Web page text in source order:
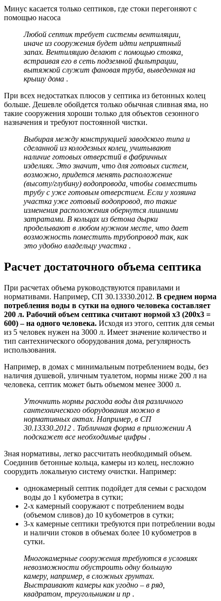
Минус касается только септиков, где стоки перегоняют с
помощью насоса
Любой септик требует системы вентиляции,
иначе из сооружения будет идти неприятный
запах. Вентиляцию делают с помощью стояка,
встраивая его в сеть подземной фильтрации,
вытяжкой служит фановая труба, выведенная на
крышу дома .
При всех недостатках плюсов у септика из бетонных колец
больше. Дешевле обойдется только обычная сливная яма, но
такие сооружения хороши только для объектов сезонного
назначения и требуют постоянной чистки.
Выбирая между конструкцией заводского типа и
сделанной из колодезных колец, учитывают
наличие готовых отверстий в фабричных
изделиях. Это значит, что для готовых систем,
возможно, придется менять расположение
(высоту/глубину) водопровода, чтобы совместить
трубу с уже готовым отверстием. Если у хозяина
участка уже готовый водопровод, то такие
изменения расположения обернутся лишними
затратами. В кольцах из бетона дырки
проделывают в любом нужном месте, что дает
возможность поместить трубопровод так, как
это удобно владельцу участка .
Расчет достаточного объема септика
При расчетах объема руководствуются правилами и
нормативами. Например, СП 30.13330.2012. В среднем норма
потребления воды в сутки на одного человека составляет
200 л. Рабочий объем септика считают нормой х3 (200х3 =
600) – на одного человека. Исходя из этого, септик для семьи
из 5 человек нужен на 3000 л. Имеет значение количество и
тип сантехнического оборудования дома, регулярность
использования.
Например, в домах с минимальным потреблением воды, без
наличия душевой, уличным туалетом, нормы ниже 200 л на
человека, септик может быть объемом менее 3000 л.
Уточнить нормы расхода воды для различного
сантехнического оборудования можно в
нормативных актах. Например, в СП
30.13330.2012 . Табличная форма в приложении А
подскажет все необходимые цифры .
Зная нормативы, легко рассчитать необходимый объем.
Соединив бетонные кольца, камеры из колец, несложно
соорудить локальную систему очистки. Например:
однокамерный септик подойдет для семьи с расходом
воды до 1 кубометра в сутки;
2-х камерный сооружают с потреблением воды
(объемом сливов) до 10 кубометров в сутки;
3-х камерные септики требуются при потреблении воды
и наличии стоков в объемах более 10 кубометров в
сутки.
Многокамерные сооружения требуются в условиях
невозможности обустроить одну большую
камеру, например, в сложных грунтах.
Выстраивают камеры как угодно – в ряд,
квадратом, треугольником и пр .